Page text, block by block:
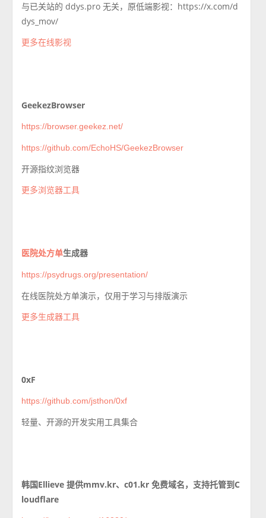
与已关站的 ddys.pro 无关，原低端影视：https://x.com/d
dys_mov/
更多在线影视
GeekezBrowser
https://browser.geekez.net/
https://github.com/EchoHS/GeekezBrowser
开源指纹浏览器
更多浏览器工具
医院处方单生成器
https://psydrugs.org/presentation/
在线医院处方单演示，仅用于学习与排版演示
更多生成器工具
0xF
https://github.com/jsthon/0xf
轻量、开源的开发实用工具集合
韩国Ellieve 提供mmv.kr、c01.kr 免费域名，支持托管到C
loudflare